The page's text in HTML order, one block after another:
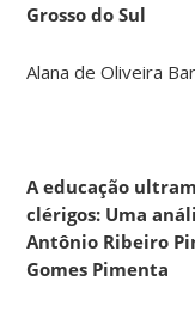
Grosso do Sul
Alana de Oliveira
A educação
clérigos: Uma
Antônio Ribeiro
Gomes Pimenta